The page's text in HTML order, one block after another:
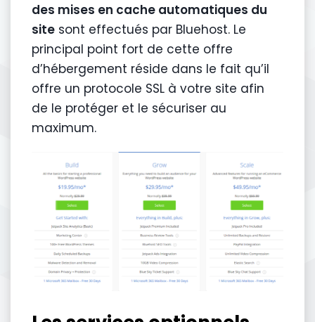
des mises en cache automatiques du
site sont effectués par Bluehost. Le
principal point fort de cette offre
d’hébergement réside dans le fait qu’il
offre un protocole SSL à votre site afin
de le protéger et le sécuriser au
maximum.